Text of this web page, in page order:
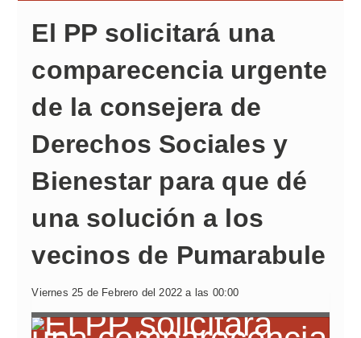
El PP solicitará una
comparecencia urgente
de la consejera de
Derechos Sociales y
Bienestar para que dé
una solución a los
vecinos de Pumarabule
Viernes 25 de Febrero del 2022 a las 00:00